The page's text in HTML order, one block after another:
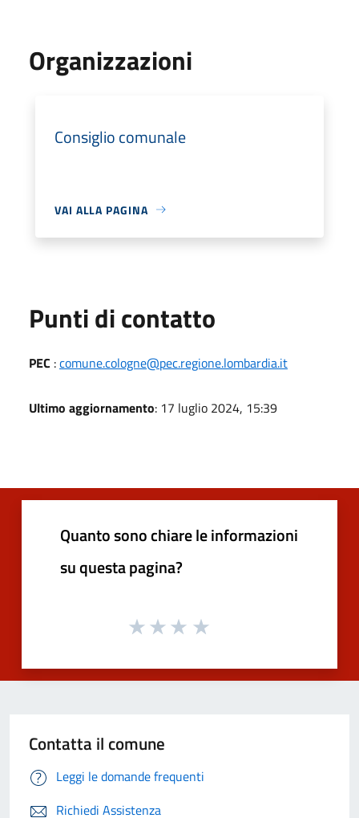
Organizzazioni
Consiglio comunale
VAI ALLA PAGINA
Punti di contatto
PEC :comune.cologne@pec.regione.lombardia.it
Ultimo aggiornamento: 17 luglio 2024, 15:39
Quanto sono chiare le informazioni
su questa pagina?
Contatta il comune
Leggi le domande frequenti
Richiedi Assistenza